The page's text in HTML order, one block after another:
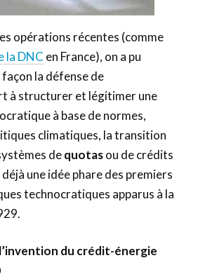
opérations récentes (comme
la DNC en France), on a pu
la défense de
à structurer et légitimer une
à base de normes,
climatiques, la transition
dequotasou de crédits
une idée phare des premiers
technocratiques apparus à la
du crédit-énergie